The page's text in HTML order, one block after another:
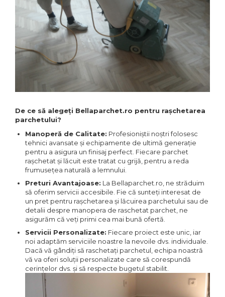
De ce să alegeți Bellaparchet.ro pentru rașchetarea
parchetului?
Manoperă de Calitate: Profesioniștii noștri folosesc
tehnici avansate și echipamente de ultimă generație
pentru a asigura un finisaj perfect. Fiecare parchet
rașchetat și lăcuit este tratat cu grijă, pentru a reda
frumusețea naturală a lemnului.
Preturi Avantajoase: La Bellaparchet.ro, ne străduim
să oferim servicii accesibile. Fie că sunteți interesat de
un pret pentru rașchetarea și lăcuirea parchetului sau de
detalii despre manopera de raschetat parchet, ne
asigurăm că veți primi cea mai bună ofertă.
Servicii Personalizate: Fiecare proiect este unic, iar
noi adaptăm serviciile noastre la nevoile dvs. individuale.
Dacă vă gândiți să raschetați parchetul, echipa noastră
vă va oferi soluții personalizate care să corespundă
cerințelor dvs. și să respecte bugetul stabilit.